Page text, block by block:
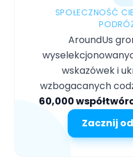
SPOŁECZNOŚĆ
AroundUs
wskazówek i
wzbogacanych
60,000
Zacznij